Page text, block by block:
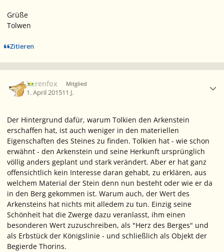
Grüße
Tolwen
Zitieren
Berenfox Mitglied
1. April 201511 J.
Der Hintergrund dafür, warum Tolkien den Arkenstein
erschaffen hat, ist auch weniger in den materiellen
Eigenschaften des Steines zu finden. Tolkien hat - wie schon
erwähnt - den Arkenstein und seine Herkunft ursprünglich
völlig anders geplant und stark verändert. Aber er hat ganz
offensichtlich kein Interesse daran gehabt, zu erklären, aus
welchem Material der Stein denn nun besteht oder wie er da
in den Berg gekommen ist. Warum auch, der Wert des
Arkensteins hat nichts mit alledem zu tun. Einzig seine
Schönheit hat die Zwerge dazu veranlasst, ihm einen
besonderen Wert zuzuschreiben, als "Herz des Berges" und
als Erbstück der Königslinie - und schließlich als Objekt der
Begierde Thorins.